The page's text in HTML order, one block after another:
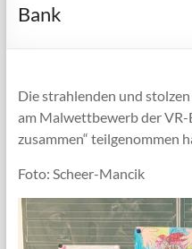
Bank
Die strahlenden und
am Malwettbewerb der VR-
zusammen“ teilgenommen
Foto: Scheer-Mancik